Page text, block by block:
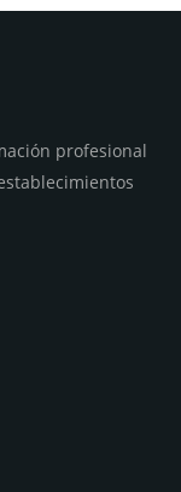
profesional